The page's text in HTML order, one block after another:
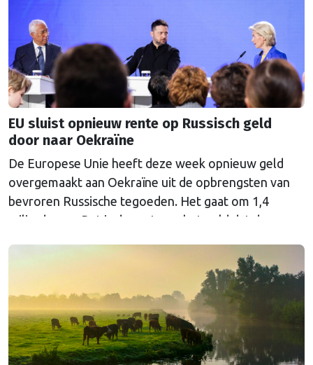
EU sluist opnieuw rente op Russisch geld
door naar Oekraïne
De Europese Unie heeft deze week opnieuw geld
overgemaakt aan Oekraïne uit de opbrengsten van
bevroren Russische tegoeden. Het gaat om 1,4
miljard euro. Dat is de rente op het geld dat de
Euroclear parkeerde. De EU bevroor dat geld na de
Continued